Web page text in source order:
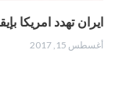
ايران تهدد امريكا
أغسطس 15, 2017